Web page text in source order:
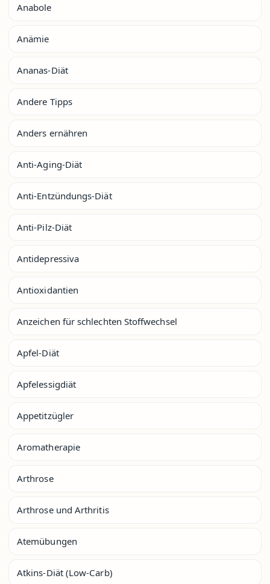
Anabole
Anämie
Ananas-Diät
Andere Tipps
Anders ernähren
Anti-Aging-Diät
Anti-Entzündungs-Diät
Anti-Pilz-Diät
Antidepressiva
Antioxidantien
Anzeichen für schlechten Stoffwechsel
Apfel-Diät
Apfelessigdiät
Appetitzügler
Aromatherapie
Arthrose
Arthrose und Arthritis
Atemübungen
Atkins-Diät (Low-Carb)